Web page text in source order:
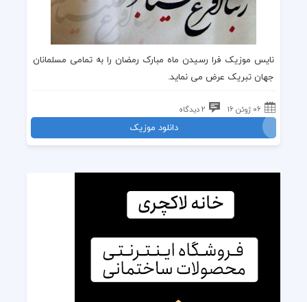
نایس موزیک فرا رسیدن ماه مبارک رمضان را به تمامی مسلمانان
جهان تبریک عرض می نماید.
06 ژوئن 16 2 دیدگاه
دانلود موزیک